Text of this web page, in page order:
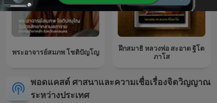
พระอาจารย์สมภพ โชติปัญโญ
ฝึกสมาธิ หลวงพ่อ สะอาด ฐิโต
ภาโส
พอดแคสต์ ศาสนาและความเชื่อเรื่องจิตวิญญาณ
ระหว่างประเทศ